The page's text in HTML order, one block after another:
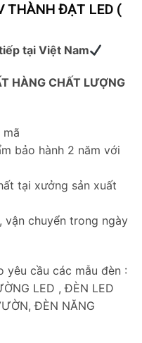
THÀNH ĐẠT LED (
tại Việt Nam
HÀNG CHẤT LƯỢNG
mã
bảo hành 2 năm với
tại xưởng sản xuất
vận chuyển trong ngày
yêu cầu các mẫu đèn :
LED , ĐÈN LED
ĐÈN NĂNG